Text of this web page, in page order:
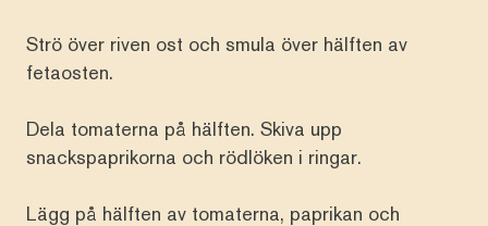
Strö över riven ost och smula över hälften av
fetaosten.
Dela tomaterna på hälften. Skiva upp
snackspaprikorna och rödlöken i ringar.
Lägg på hälften av tomaterna, paprikan och